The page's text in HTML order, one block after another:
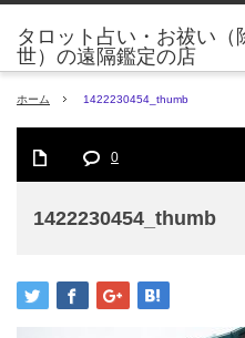
タロット占い・お祓い
世）の遠隔鑑定の店
ホーム 1422230454_thumb
0
1422230454_thumb